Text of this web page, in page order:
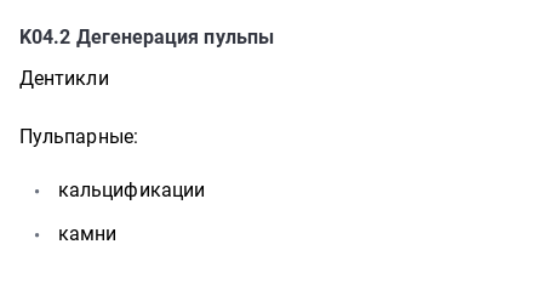
K04.2 Дегенерация пульпы
Дентикли
Пульпарные:
кальцификации
камни